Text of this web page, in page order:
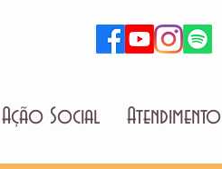
Ação Social Atendimento